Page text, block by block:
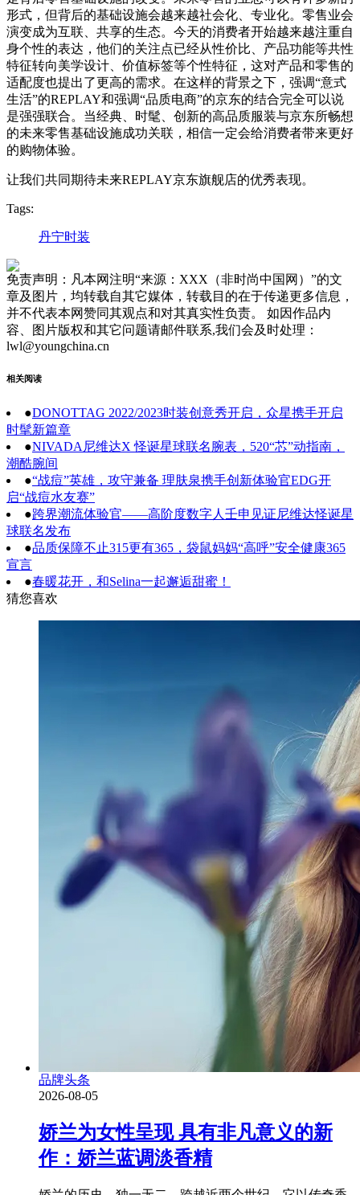
形式，但背后的基础设施会越来越社会化、专业化。零售业会
演变成为互联、共享的生态。今天的消费者开始越来越注重自
身个性的表达，他们的关注点已经从性价比、产品功能等共性
特征转向美学设计、价值标签等个性特征，这对产品和零售的
适配度也提出了更高的需求。在这样的背景之下，强调“意式
生活”的REPLAY和强调“品质电商”的京东的结合完全可以说
是强强联合。当经典、时髦、创新的高品质服装与京东所畅想
的未来零售基础设施成功关联，相信一定会给消费者带来更好
的购物体验。
让我们共同期待未来REPLAY京东旗舰店的优秀表现。
Tags:
丹宁时装
免责声明：凡本网注明“来源：XXX（非时尚中国网）”的文
章及图片，均转载自其它媒体，转载目的在于传递更多信息，
并不代表本网赞同其观点和对其真实性负责。 如因作品内
容、图片版权和其它问题请邮件联系,我们会及时处理：
lwl@youngchina.cn
相关阅读
●DONOTTAG 2022/2023时装创意秀开启，众星携手开启
时髦新篇章
●NIVADA尼维达X 怪诞星球联名腕表，520“芯”动指南，
潮酷腕间
●“战痘”英雄，攻守兼备 理肤泉携手创新体验官EDG开
启“战痘水友赛”
●跨界潮流体验官——高阶度数字人壬申见证尼维达怪诞星
球联名发布
●品质保障不止315更有365，袋鼠妈妈“高呼”安全健康365
宣言
●春暖花开，和Selina一起邂逅甜蜜！
猜您喜欢
品牌头条
2026-08-05
娇兰为女性呈现 具有非凡意义的新
作：娇兰蓝调淡香精